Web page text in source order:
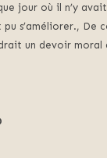
jour où il n’y
s’améliorer., De
un devoir moral